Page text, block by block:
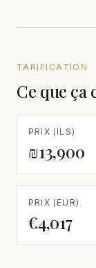
TARIFICATION
Ce que ça
PRIX (ILS)
₪13,900
PRIX (EUR)
€4,017